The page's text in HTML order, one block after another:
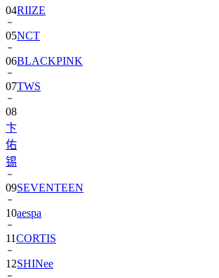
04RIIZE
05NCT
06BLACKPINK
07TWS
08
卞
佑
锡
09SEVENTEEN
10aespa
11CORTIS
12SHINee